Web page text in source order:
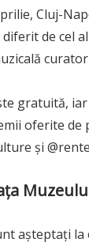
Cluj-
de cel al
gratuită,
oferite de
și
așteptați la